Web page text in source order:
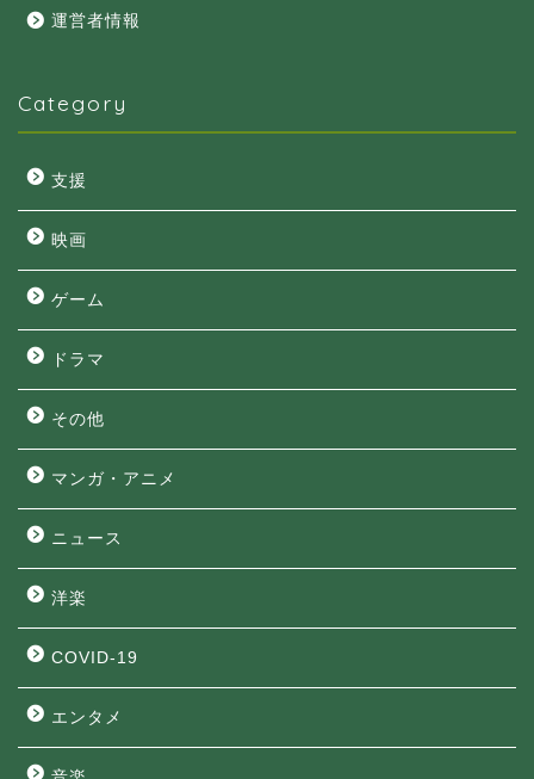
運営者情報
Category
支援
映画
ゲーム
ドラマ
その他
マンガ・アニメ
ニュース
洋楽
COVID-19
エンタメ